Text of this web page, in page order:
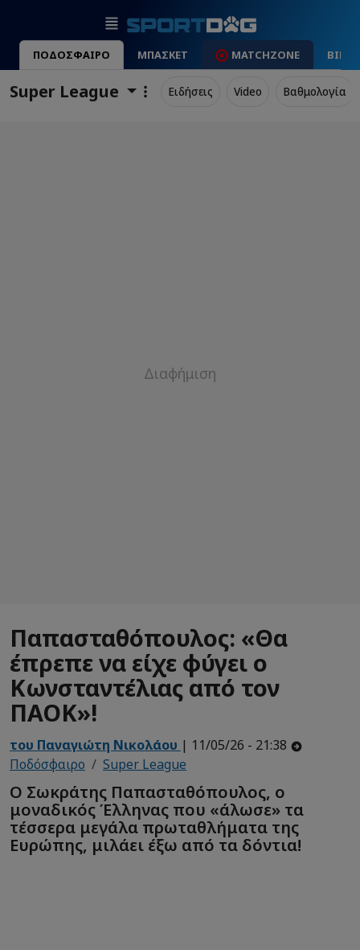
ΠΟΔΟΣΦΑΙΡΟ ΜΠΑΣΚΕΤ MATCHZONE
Super League Ειδήσεις Video Βαθμολογία
Παπασταθόπουλος: «Θα
έπρεπε να είχε φύγει ο
Κωνσταντέλιας από τον
ΠΑΟΚ»!
του Παναγιώτη Νικολάου | 11/05/26 - 21:38
Ποδόσφαιρο
Super League
Ο Σωκράτης Παπασταθόπουλος, ο
μοναδικός Έλληνας που «άλωσε» τα
τέσσερα μεγάλα πρωταθλήματα της
Ευρώπης, μιλάει έξω από τα δόντια!